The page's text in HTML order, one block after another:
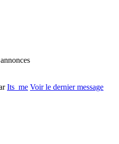
Its_me Voir le dernier message